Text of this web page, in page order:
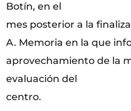
Botín, en el
mes posterior a la
A. Memoria en la que
aprovechamiento de la
evaluación del
centro.